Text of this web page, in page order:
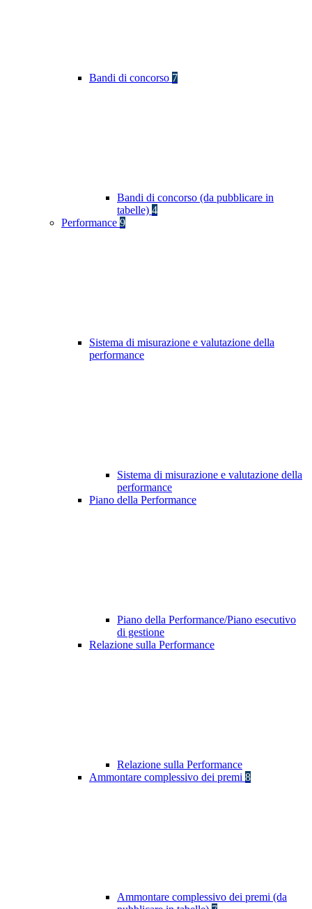
Bandi di concorso 7
Bandi di concorso (da pubblicare in
tabelle) 4
Performance 9
Sistema di misurazione e valutazione della
performance
Sistema di misurazione e valutazione della
performance
Piano della Performance
Piano della Performance/Piano esecutivo
di gestione
Relazione sulla Performance
Relazione sulla Performance
Ammontare complessivo dei premi 8
Ammontare complessivo dei premi (da